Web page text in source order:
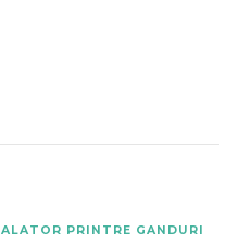
PRINTRE GANDURI